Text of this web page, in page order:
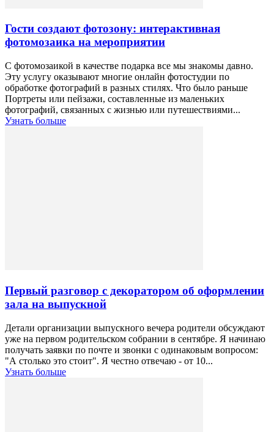
Гости создают фотозону: интерактивная
фотомозаика на мероприятии
С фотомозаикой в качестве подарка все мы знакомы давно.
Эту услугу оказывают многие онлайн фотостудии по
обработке фотографий в разных стилях. Что было раньше
Портреты или пейзажи, составленные из маленьких
фотографий, связанных с жизнью или путешествиями...
Узнать больше
Первый разговор с декоратором об оформлении
зала на выпускной
Детали организации выпускного вечера родители обсуждают
уже на первом родительском собрании в сентябре. Я начинаю
получать заявки по почте и звонки с одинаковым вопросом:
"А столько это стоит". Я честно отвечаю - от 10...
Узнать больше